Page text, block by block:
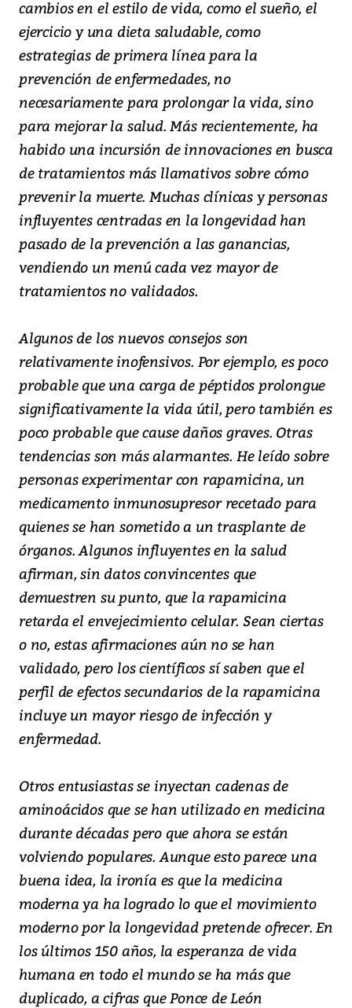
cambios en el estilo de vida, como el sueño, el
ejercicio y una dieta saludable, como
estrategias de primera línea para la
prevención de enfermedades, no
necesariamente para prolongar la vida, sino
para mejorar la salud. Más recientemente, ha
habido una incursión de innovaciones en busca
de tratamientos más llamativos sobre cómo
prevenir la muerte. Muchas clínicas y personas
influyentes centradas en la longevidad han
pasado de la prevención a las ganancias,
vendiendo un menú cada vez mayor de
tratamientos no validados.
Algunos de los nuevos consejos son
relativamente inofensivos. Por ejemplo, es poco
probable que una carga de péptidos prolongue
significativamente la vida útil, pero también es
poco probable que cause daños graves. Otras
tendencias son más alarmantes. He leído sobre
personas experimentar con rapamicina, un
medicamento inmunosupresor recetado para
quienes se han sometido a un trasplante de
órganos. Algunos influyentes en la salud
afirman, sin datos convincentes que
demuestren su punto, que la rapamicina
retarda el envejecimiento celular. Sean ciertas
o no, estas afirmaciones aún no se han
validado, pero los científicos sí saben que el
perfil de efectos secundarios de la rapamicina
incluye un mayor riesgo de infección y
enfermedad.
Otros entusiastas se inyectan cadenas de
aminoácidos que se han utilizado en medicina
durante décadas pero que ahora se están
volviendo populares. Aunque esto parece una
buena idea, la ironía es que la medicina
moderna ya ha logrado lo que el movimiento
moderno por la longevidad pretende ofrecer. En
los últimos 150 años, la esperanza de vida
humana en todo el mundo se ha más que
duplicado, a cifras que Ponce de León